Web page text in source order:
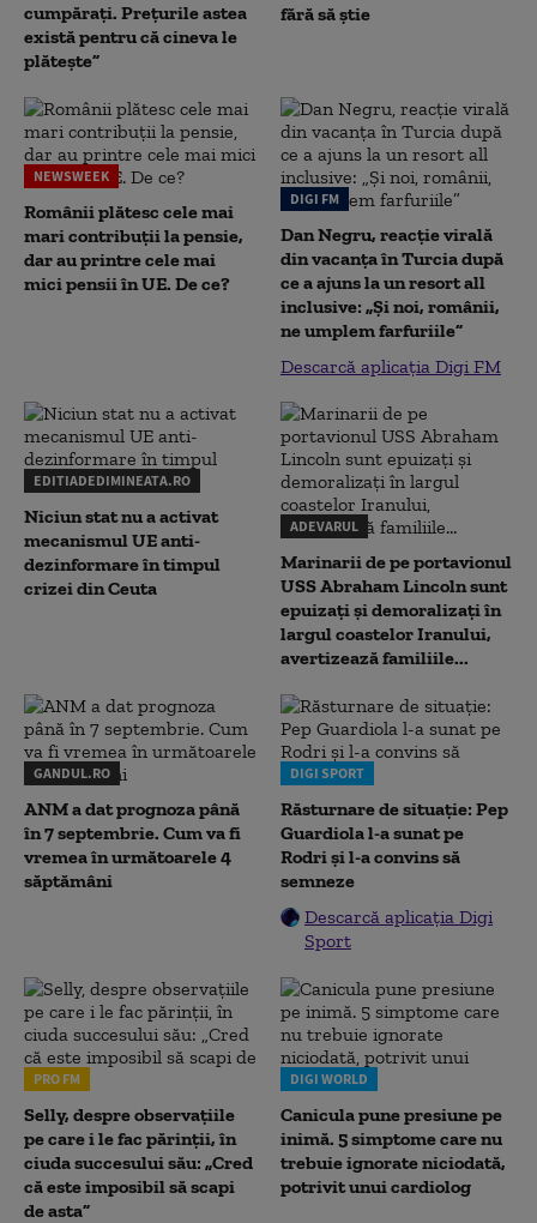
cumpărați. Prețurile astea
există pentru că cineva le
plătește”
fără să știe
NEWSWEEK
Românii plătesc cele mai
mari contribuții la pensie,
dar au printre cele mai
mici pensii în UE. De ce?
DIGI FM
Dan Negru, reacție virală
din vacanța în Turcia după
ce a ajuns la un resort all
inclusive: „Și noi, românii,
ne umplem farfuriile”
Descarcă aplicația Digi FM
EDITIADEDIMINEATA.RO
Niciun stat nu a activat
mecanismul UE anti-
dezinformare în timpul
crizei din Ceuta
ADEVARUL
Marinarii de pe portavionul
USS Abraham Lincoln sunt
epuizați și demoralizați în
largul coastelor Iranului,
avertizează familiile...
GANDUL.RO
ANM a dat prognoza până
în 7 septembrie. Cum va fi
vremea în următoarele 4
săptămâni
DIGI SPORT
Răsturnare de situație: Pep
Guardiola l-a sunat pe
Rodri și l-a convins să
semneze
Descarcă aplicația Digi
Sport
PRO FM
Selly, despre observațiile
pe care i le fac părinții, în
ciuda succesului său: „Cred
că este imposibil să scapi
de asta”
DIGI WORLD
Canicula pune presiune pe
inimă. 5 simptome care nu
trebuie ignorate niciodată,
potrivit unui cardiolog